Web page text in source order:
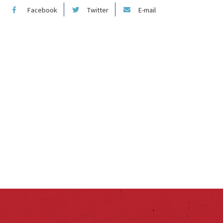
Facebook Twitter E-mail